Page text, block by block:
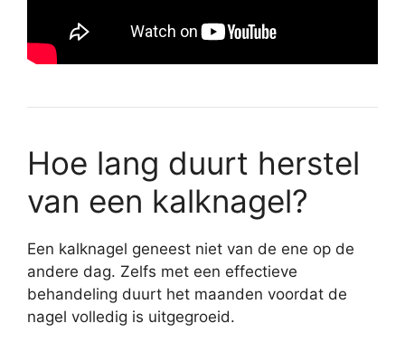
Hoe lang duurt herstel
van een kalknagel?
Een kalknagel geneest niet van de ene op de
andere dag. Zelfs met een effectieve
behandeling duurt het maanden voordat de
nagel volledig is uitgegroeid.